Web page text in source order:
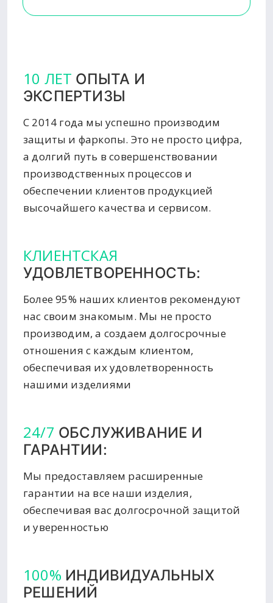
10 ЛЕТ ОПЫТА И
ЭКСПЕРТИЗЫ
С 2014 года мы успешно производим
защиты и фаркопы. Это не просто цифра,
а долгий путь в совершенствовании
производственных процессов и
обеспечении клиентов продукцией
высочайшего качества и сервисом.
КЛИЕНТСКАЯ
УДОВЛЕТВОРЕННОСТЬ:
Более 95% наших клиентов рекомендуют
нас своим знакомым. Мы не просто
производим, а создаем долгосрочные
отношения с каждым клиентом,
обеспечивая их удовлетворенность
нашими изделиями
24/7 ОБСЛУЖИВАНИЕ И
ГАРАНТИИ:
Мы предоставляем расширенные
гарантии на все наши изделия,
обеспечивая вас долгосрочной защитой
и уверенностью
100% ИНДИВИДУАЛЬНЫХ
РЕШЕНИЙ